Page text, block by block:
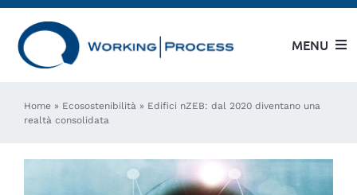
Salta
contenuto
MENU
Azienda
Home» Ecosostenibilità » Edifici nZEB: dal 2020 diventano una
realtà consolidata